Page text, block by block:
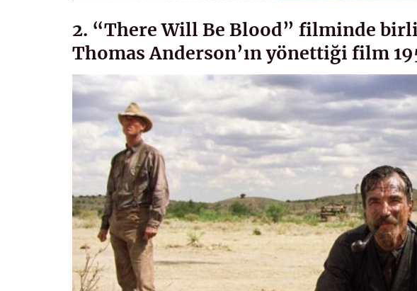
2. “There Will Be Blood” filminde
Thomas Anderson’ın yönettiği film